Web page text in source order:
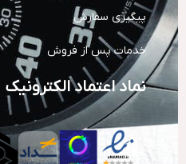
پیگیری سفارش
خدمات پس از فروش
نماد اعتماد الکترونیک